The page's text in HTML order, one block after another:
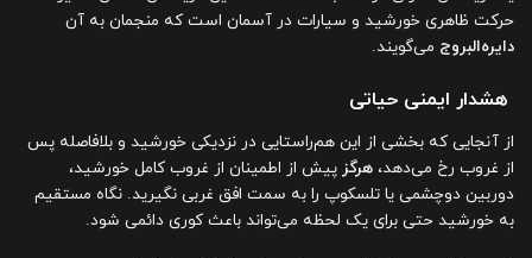
حرکت ظاهری خورشید و سیارات در آسمان است که منجمان به آن
دایره‌البروج می‌گویند.
هشدار ایمنی حیاتی
از آنجایی که بخشی از این هم‌راستایی در نزدیکی خورشید و بلافاصله پس
از غروب رخ می‌دهد، هرگز پیش از اطمینان از غروب کامل خورشید،
دوربین دوچشمی یا تلسکوپ را به سمت افق غربی نگیرید. نگاه مستقیم
به خورشید حتی برای یک لحظه می‌تواند باعث کوری دائمی شود.